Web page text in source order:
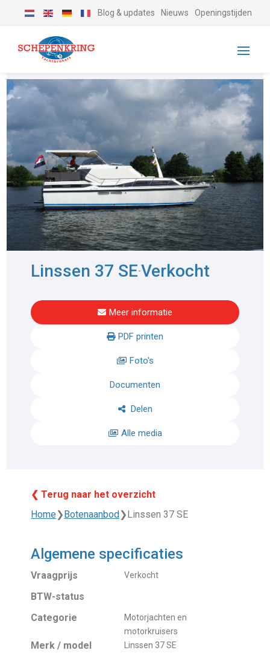
Blog & updates Nieuws Openingstijden
Linssen 37 SE-Verkocht
Meer informatie
PDF printen
Foto's
Documenten
Delen
Alle media
❮ Terug naar het overzicht
Home❯Botenaanbod❯Linssen 37 SE
Algemene specificaties
Vraagprijs Verkocht
BTW-status
Categorie
Motorjachten en
motorkruisers
Merk / model Linssen 37 SE